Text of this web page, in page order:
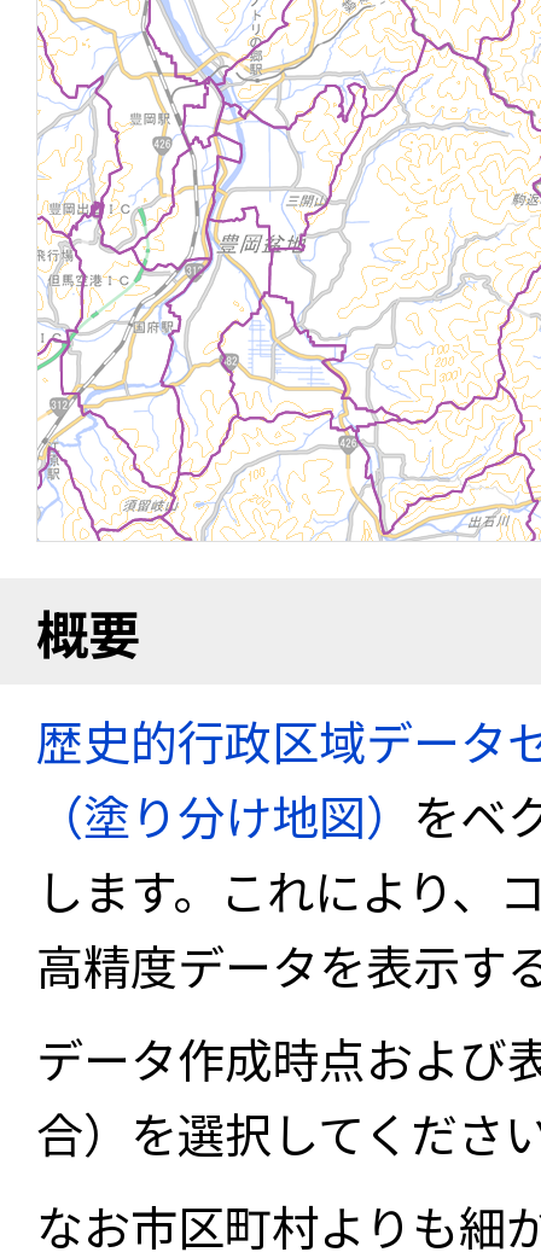
概要
歴史的行政区域データ
（塗り分け地図） をベ
します。これにより、
高精度データを表示す
データ作成時点および
合）を選択してくださ
なお市区町村よりも細